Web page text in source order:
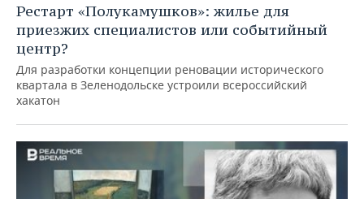
Рестарт «Полукамушков»: жилье для
приезжих специалистов или событийный
центр?
Для разработки концепции реновации исторического
квартала в Зеленодольске устроили всероссийский
хакатон